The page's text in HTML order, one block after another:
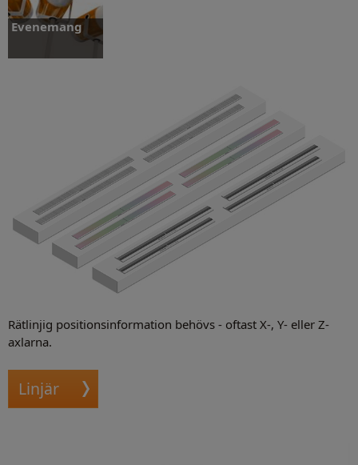
Evenemang
Rätlinjig positionsinformation behövs - oftast X-, Y- eller Z-
axlarna.
Linjär